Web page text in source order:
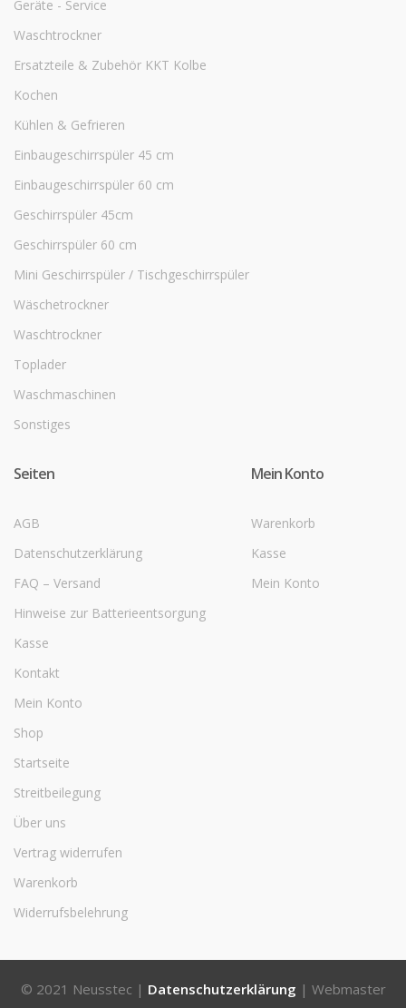
Geräte - Service
Waschtrockner
Ersatzteile & Zubehör KKT Kolbe
Kochen
Kühlen & Gefrieren
Einbaugeschirrspüler 45 cm
Einbaugeschirrspüler 60 cm
Geschirrspüler 45cm
Geschirrspüler 60 cm
Mini Geschirrspüler / Tischgeschirrspüler
Wäschetrockner
Waschtrockner
Toplader
Waschmaschinen
Sonstiges
Seiten
AGB
Datenschutzerklärung
FAQ – Versand
Hinweise zur Batterieentsorgung
Kasse
Kontakt
Mein Konto
Shop
Startseite
Streitbeilegung
Über uns
Vertrag widerrufen
Warenkorb
Widerrufsbelehrung
Mein Konto
Warenkorb
Kasse
Mein Konto
© 2021 Neusstec | Datenschutzerklärung | Webmaster